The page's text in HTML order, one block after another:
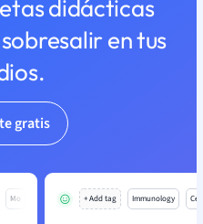
didácticas
en tus
gratis
Mo + Add tag Immunology